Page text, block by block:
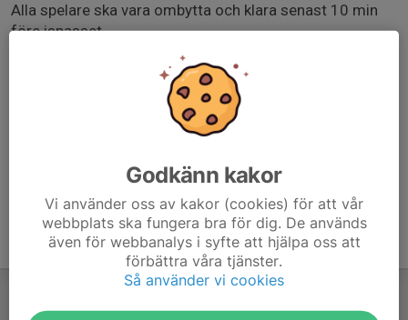
Alla spelare ska vara ombytta och klara senast 10 min
före ispasset.
OBS!! Omklädningsrum N1.
Ingången ligger på baksidan av ishallen, mot
Godkänn kakor
Vi använder oss av kakor (cookies) för att vår
webbplats ska fungera bra för dig. De används
även för webbanalys i syfte att hjälpa oss att
förbättra våra tjänster.
Så använder vi cookies